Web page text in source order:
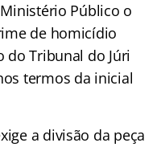
Público o
de homicídio
do Tribunal do Júri
termos da inicial
a divisão da peça